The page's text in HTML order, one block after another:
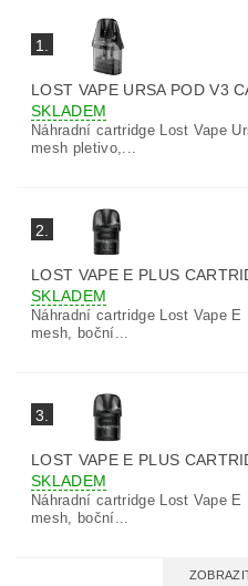
1.
LOST VAPE URSA POD V3
SKLADEM
Náhradní cartridge Lost Vape
mesh pletivo,...
2.
LOST VAPE E PLUS
SKLADEM
Náhradní cartridge Lost Vape
mesh, boční...
3.
LOST VAPE E PLUS
SKLADEM
Náhradní cartridge Lost Vape
mesh, boční...